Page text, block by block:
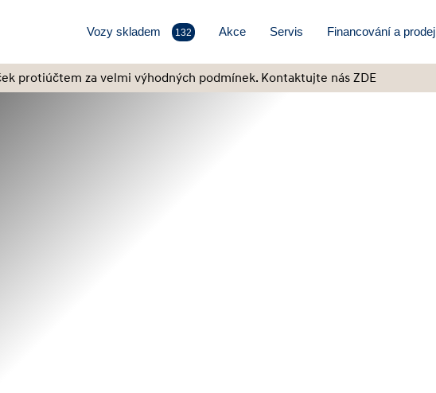
Vozy skladem 132 Akce Servis Financování a prodej
protiúčtem za velmi výhodných podmínek. Kontaktujte nás ZDE